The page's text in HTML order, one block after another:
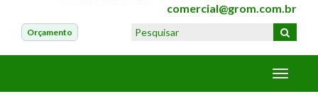
comercial@grom.com.br
Orçamento